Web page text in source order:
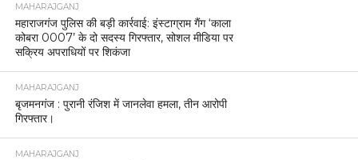
MAHARAJGANJ
महाराजगंज पुलिस की बड़ी कार्रवाई: इंस्टाग्राम गैंग ‘काला
कोबरा 0007’ के दो सदस्य गिरफ्तार, सोशल मीडिया पर
सक्रिय अपराधियों पर शिकंजा
MAHARAJGANJ
बृजमनगंज : पुरानी रंजिश में जानलेवा हमला, तीन आरोपी
गिरफ्तार।
MAHARAJGANJ